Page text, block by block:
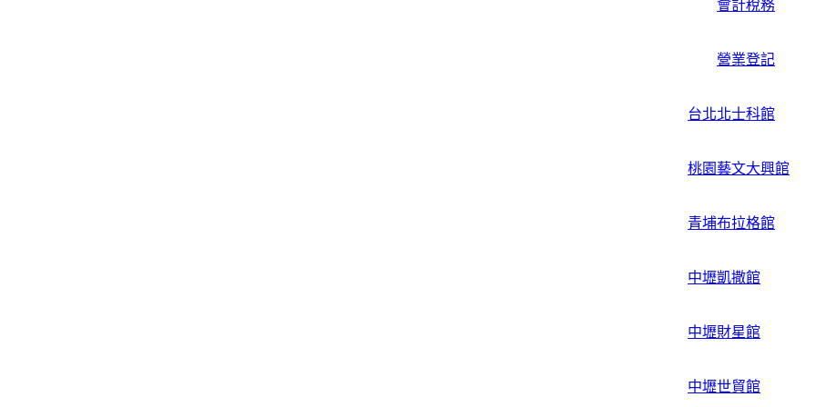
會計稅務
營業登記
台北北士科館
桃園藝文大興館
青埔布拉格館
中壢凱撒館
中壢財星館
中壢世貿館